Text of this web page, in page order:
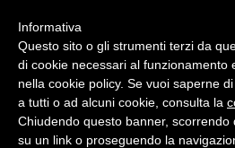
MC
CAR & TAXI
Informativa
Questo sito o gli strumenti terzi da
di cookie necessari al funzionamento
nella cookie policy. Se vuoi saperne
a tutti o ad alcuni cookie, consulta la
Chiudendo questo banner,
su un link o proseguendo la